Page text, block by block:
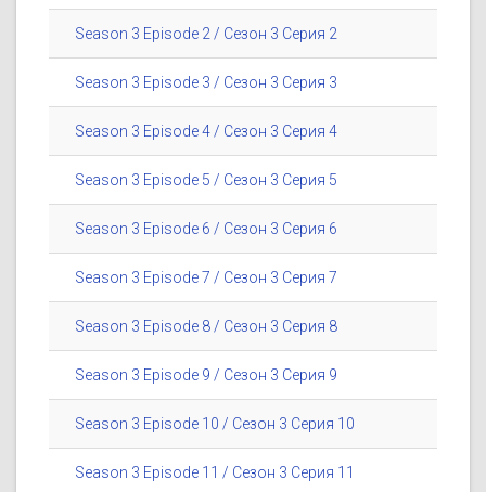
Season 3 Episode 2 / Сезон 3 Серия 2
Season 3 Episode 3 / Сезон 3 Серия 3
Season 3 Episode 4 / Сезон 3 Серия 4
Season 3 Episode 5 / Сезон 3 Серия 5
Season 3 Episode 6 / Сезон 3 Серия 6
Season 3 Episode 7 / Сезон 3 Серия 7
Season 3 Episode 8 / Сезон 3 Серия 8
Season 3 Episode 9 / Сезон 3 Серия 9
Season 3 Episode 10 / Сезон 3 Серия 10
Season 3 Episode 11 / Сезон 3 Серия 11